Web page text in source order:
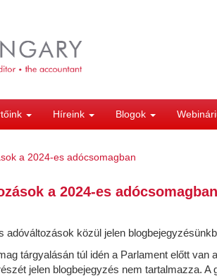
Híreink Blogok
a 2024-es adócsomagban
a 2024-es adócsomagban
adóváltozások közül jelen
tárgyalásán túl idén a Parlament előtt
jelen blogbejegyzés nem tartalmazza.